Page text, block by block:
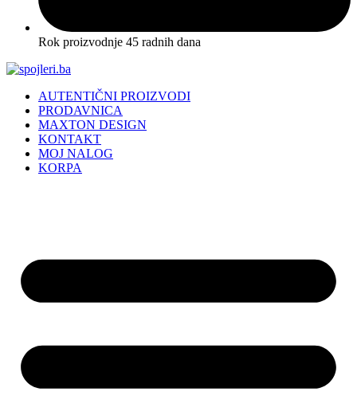
Rok proizvodnje 45 radnih dana
AUTENTIČNI PROIZVODI
PRODAVNICA
MAXTON DESIGN
KONTAKT
MOJ NALOG
KORPA